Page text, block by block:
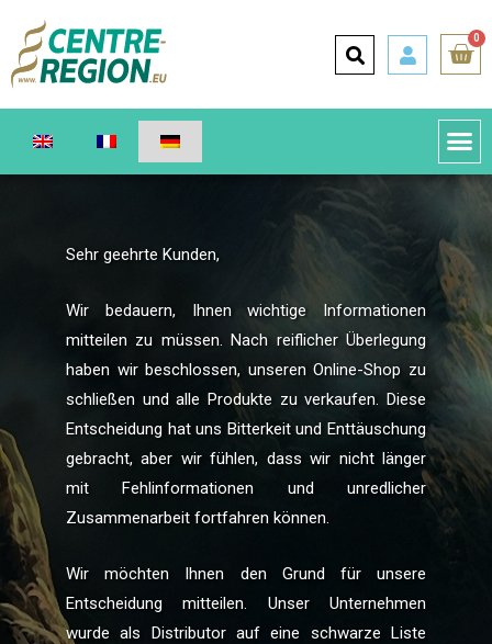
0
Sehr geehrte Kunden,
Wir bedauern, Ihnen wichtige Informationen
mitteilen zu müssen. Nach reiflicher Überlegung
haben wir beschlossen, unseren Online-Shop zu
schließen und alle Produkte zu verkaufen. Diese
Entscheidung hat uns Bitterkeit und Enttäuschung
gebracht, aber wir fühlen, dass wir nicht länger
mit Fehlinformationen und unredlicher
Zusammenarbeit fortfahren können.
Wir möchten Ihnen den Grund für unsere
Entscheidung mitteilen. Unser Unternehmen
wurde als Distributor auf eine schwarze Liste